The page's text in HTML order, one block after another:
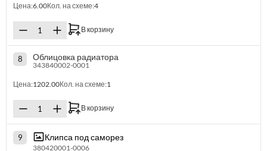
Цена:6.00Кол. на схеме:4
В корзину
8 Облицовка радиатора
343840002-0001
Цена:1202.00Кол. на схеме:1
В корзину
9 Клипса под саморез
380420001-0006